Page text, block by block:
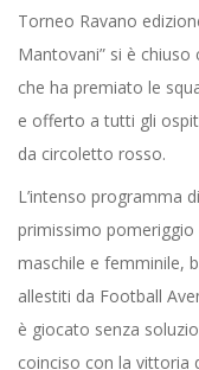
Torneo Ravano
Mantovani” si è chiuso
che ha premiato le
e offerto a tutti gli
da circoletto rosso.
L’intenso programma
primissimo
maschile e femminile,
allestiti da Football
è giocato senza
coinciso con la vittoria